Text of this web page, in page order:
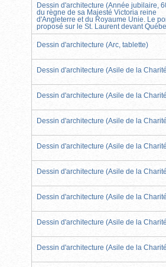
Dessin d'architecture (Année jubilaire,
du règne de sa Majesté Victoria reine
d'Angleterre et du Royaume Unie. Le
proposé sur le St. Laurent devant
Dessin d'architecture (Arc, tablette)
Dessin d'architecture (Asile de la
Dessin d'architecture (Asile de la
Dessin d'architecture (Asile de la
Dessin d'architecture (Asile de la
Dessin d'architecture (Asile de la
Dessin d'architecture (Asile de la
Dessin d'architecture (Asile de la
Dessin d'architecture (Asile de la